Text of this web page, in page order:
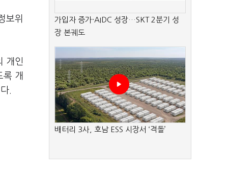
보위
개인
록 개
.
가입자 증가·AIDC 성장…SKT 2분기 성
장 본궤도
배터리 3사, 호남 ESS 시장서 ‘격돌’